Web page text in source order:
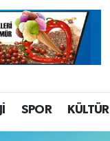
SPOR KÜLTÜR